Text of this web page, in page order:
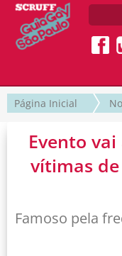
Página Inicial
Evento
vítimas
Famoso pela